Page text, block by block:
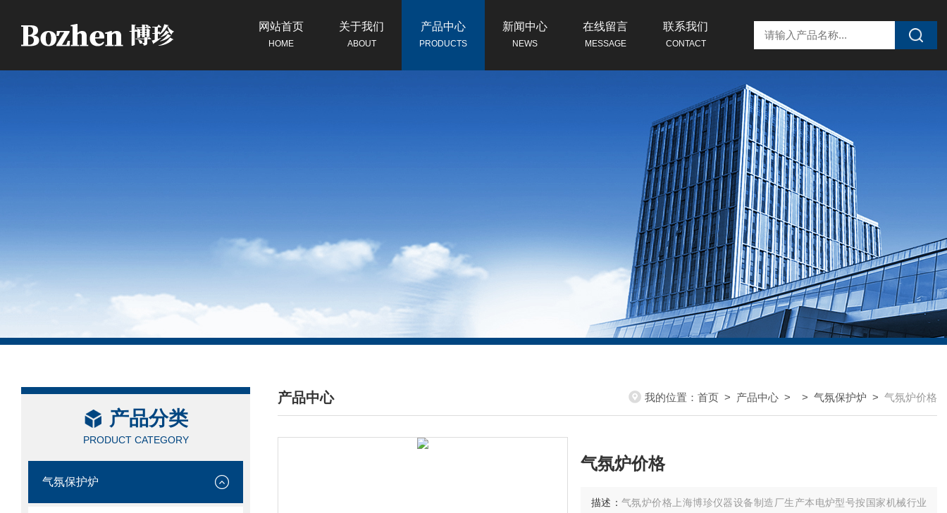
网站首页
HOME
关于我们
ABOUT
产品中心
PRODUCTS
新闻中心
NEWS
在线留言
MESSAGE
联系我们
CONTACT
产品分类
PRODUCT CATEGORY
气氛保护炉
产品中心
/ PRODUCTS CENTER
我的位置： 首页 > 产品中心 > > 气氛保护炉 > 气氛炉价格
气氛炉价格
描述： 气氛炉价格上海博珍仪器设备制造厂生产本电炉型号按国家机械行业